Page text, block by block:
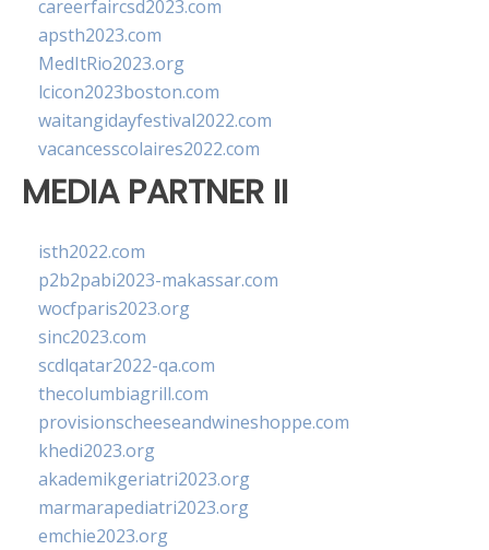
careerfaircsd2023.com
apsth2023.com
MedItRio2023.org
lcicon2023boston.com
waitangidayfestival2022.com
vacancesscolaires2022.com
MEDIA PARTNER II
isth2022.com
p2b2pabi2023-makassar.com
wocfparis2023.org
sinc2023.com
scdlqatar2022-qa.com
thecolumbiagrill.com
provisionscheeseandwineshoppe.com
khedi2023.org
akademikgeriatri2023.org
marmarapediatri2023.org
emchie2023.org